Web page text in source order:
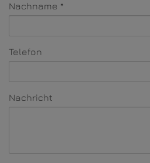
Nachname
Telefon
Nachricht